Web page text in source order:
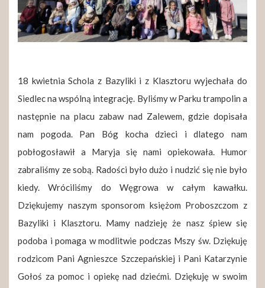
18 kwietnia Schola z Bazyliki i z Klasztoru wyjechała do
Siedlec na wspólną integrację. Byliśmy w Parku trampolin a
następnie na placu zabaw nad Zalewem, gdzie dopisała
nam pogoda. Pan Bóg kocha dzieci i dlatego nam
pobłogosławił a Maryja się nami opiekowała. Humor
zabraliśmy ze sobą. Radości było dużo i nudzić się nie było
kiedy. Wróciliśmy do Węgrowa w całym kawałku.
Dziękujemy naszym sponsorom księżom Proboszczom z
Bazyliki i Klasztoru. Mamy nadzieję że nasz śpiew się
podoba i pomaga w modlitwie podczas Mszy św. Dziękuję
rodzicom Pani Agnieszce Szczepańskiej i Pani Katarzynie
Gołoś za pomoc i opiekę nad dziećmi. Dziękuję w swoim